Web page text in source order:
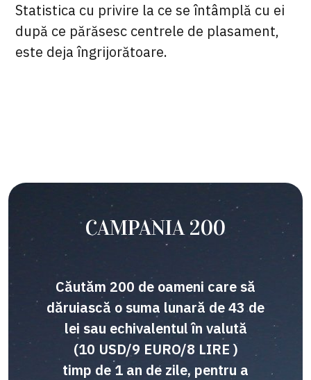
Statistica cu privire la ce se întâmplă cu ei
după ce părăsesc centrele de plasament,
este deja îngrijorătoare.
CAMPANIA 200
Căutăm 200 de oameni care să
dăruiască o suma lunară de 43 de
lei sau echivalentul în valută
(10 USD/9 EURO/8 LIRE )
timp de 1 an de zile, pentru a